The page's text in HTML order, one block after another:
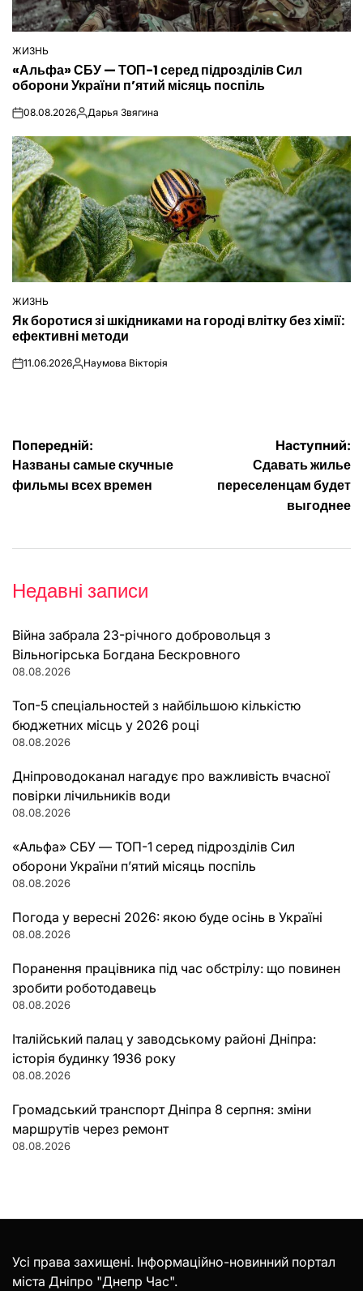
ОПУБЛІКУВАТИ
У
ЖИЗНЬ
«Альфа» СБУ — ТОП-1 серед підрозділів Сил
оборони України п’ятий місяць поспіль
on08.08.2026Опубліковано
Дарья Звягина
ОПУБЛІКУВАТИ
У
ЖИЗНЬ
Як боротися зі шкідниками на городі влітку без хімії:
ефективні методи
on11.06.2026Опубліковано
Наумова Вікторія
Навігація
записів
Попередній:
Названы самые скучные
фильмы всех времен
Наступний:
Сдавать жилье
переселенцам будет
выгоднее
Недавні записи
Війна забрала 23-річного добровольця з
Вільногірська Богдана Бескровного
08.08.2026
Топ-5 спеціальностей з найбільшою кількістю
бюджетних місць у 2026 році
08.08.2026
Дніпроводоканал нагадує про важливість вчасної
повірки лічильників води
08.08.2026
«Альфа» СБУ — ТОП-1 серед підрозділів Сил
оборони України п’ятий місяць поспіль
08.08.2026
Погода у вересні 2026: якою буде осінь в Україні
08.08.2026
Поранення працівника під час обстрілу: що повинен
зробити роботодавець
08.08.2026
Італійський палац у заводському районі Дніпра:
історія будинку 1936 року
08.08.2026
Громадський транспорт Дніпра 8 серпня: зміни
маршрутів через ремонт
08.08.2026
Усі права захищені. Інформаційно-новинний портал
міста Дніпро "Днепр Час".